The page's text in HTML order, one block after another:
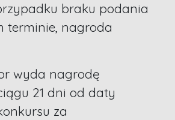
braku podania
terminie, nagroda
wyda nagrodę
21 dni od daty
za